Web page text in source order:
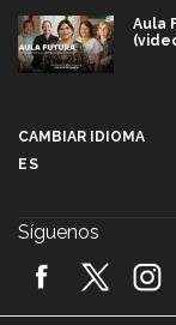
Aula
2026!
CAMBIAR IDIOMA
ES
Síguenos